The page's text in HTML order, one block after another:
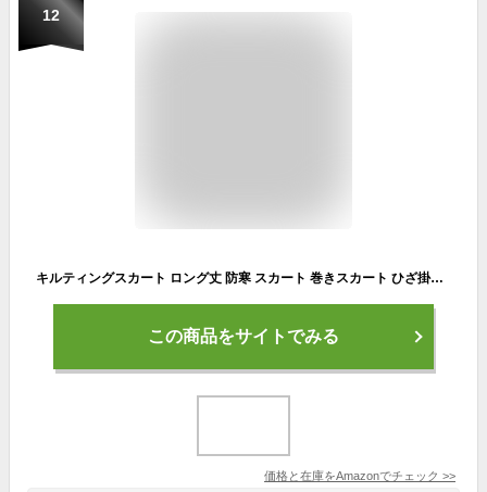
12
キルティングスカート ロング丈 防寒 スカート 巻きスカート ひざ掛け ブラック 2XL
この商品をサイトでみる
価格と在庫をAmazonでチェック >>